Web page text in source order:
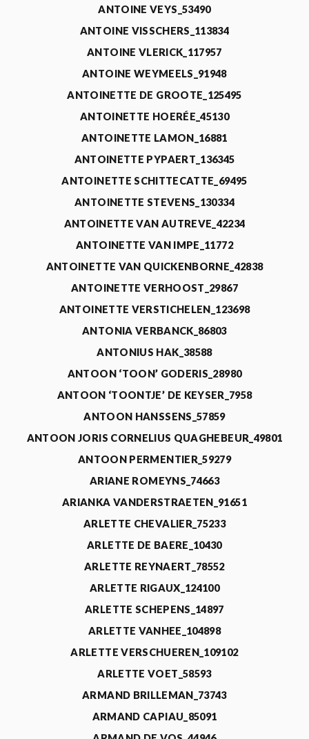
ANTOINE VEYS_53490
ANTOINE VISSCHERS_113834
ANTOINE VLERICK_117957
ANTOINE WEYMEELS_91948
ANTOINETTE DE GROOTE_125495
ANTOINETTE HOERÉE_45130
ANTOINETTE LAMON_16881
ANTOINETTE PYPAERT_136345
ANTOINETTE SCHITTECATTE_69495
ANTOINETTE STEVENS_130334
ANTOINETTE VAN AUTREVE_42234
ANTOINETTE VAN IMPE_11772
ANTOINETTE VAN QUICKENBORNE_42838
ANTOINETTE VERHOOST_29867
ANTOINETTE VERSTICHELEN_123698
ANTONIA VERBANCK_86803
ANTONIUS HAK_38588
ANTOON ‘TOON’ GODERIS_28980
ANTOON ‘TOONTJE’ DE KEYSER_7958
ANTOON HANSSENS_57859
ANTOON JORIS CORNELIUS QUAGHEBEUR_49801
ANTOON PERMENTIER_59279
ARIANE ROMEYNS_74663
ARIANKA VANDERSTRAETEN_91651
ARLETTE CHEVALIER_75233
ARLETTE DE BAERE_10430
ARLETTE REYNAERT_78552
ARLETTE RIGAUX_124100
ARLETTE SCHEPENS_14897
ARLETTE VANHEE_104898
ARLETTE VERSCHUEREN_109102
ARLETTE VOET_58593
ARMAND BRILLEMAN_73743
ARMAND CAPIAU_85091